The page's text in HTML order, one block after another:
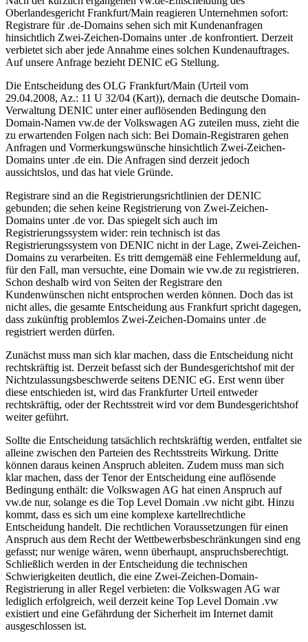
Oberlandesgericht Frankfurt/Main reagieren Unternehmen sofort:
Registrare für .de-Domains sehen sich mit Kundenanfragen
hinsichtlich Zwei-Zeichen-Domains unter .de konfrontiert. Derzeit
verbietet sich aber jede Annahme eines solchen Kundenauftrages.
Auf unsere Anfrage bezieht DENIC eG Stellung.
Die Entscheidung des OLG Frankfurt/Main (Urteil vom
29.04.2008, Az.: 11 U 32/04 (Kart)), dernach die deutsche Domain-
Verwaltung DENIC unter einer auflösenden Bedingung den
Domain-Namen vw.de der Volkswagen AG zuteilen muss, zieht die
zu erwartenden Folgen nach sich: Bei Domain-Registraren gehen
Anfragen und Vormerkungswünsche hinsichtlich Zwei-Zeichen-
Domains unter .de ein. Die Anfragen sind derzeit jedoch
aussichtslos, und das hat viele Gründe.
Registrare sind an die Registrierungsrichtlinien der DENIC
gebunden; die sehen keine Registrierung von Zwei-Zeichen-
Domains unter .de vor. Das spiegelt sich auch im
Registrierungssystem wider: rein technisch ist das
Registrierungssystem von DENIC nicht in der Lage, Zwei-Zeichen-
Domains zu verarbeiten. Es tritt demgemäß eine Fehlermeldung auf,
für den Fall, man versuchte, eine Domain wie vw.de zu registrieren.
Schon deshalb wird von Seiten der Registrare den
Kundenwünschen nicht entsprochen werden können. Doch das ist
nicht alles, die gesamte Entscheidung aus Frankfurt spricht dagegen,
dass zukünftig problemlos Zwei-Zeichen-Domains unter .de
registriert werden dürfen.
Zunächst muss man sich klar machen, dass die Entscheidung nicht
rechtskräftig ist. Derzeit befasst sich der Bundesgerichtshof mit der
Nichtzulassungsbeschwerde seitens DENIC eG. Erst wenn über
diese entschieden ist, wird das Frankfurter Urteil entweder
rechtskräftig, oder der Rechtsstreit wird vor dem Bundesgerichtshof
weiter geführt.
Sollte die Entscheidung tatsächlich rechtskräftig werden, entfaltet sie
alleine zwischen den Parteien des Rechtsstreits Wirkung. Dritte
können daraus keinen Anspruch ableiten. Zudem muss man sich
klar machen, dass der Tenor der Entscheidung eine auflösende
Bedingung enthält: die Volkswagen AG hat einen Anspruch auf
vw.de nur, solange es die Top Level Domain .vw nicht gibt. Hinzu
kommt, dass es sich um eine komplexe kartellrechtliche
Entscheidung handelt. Die rechtlichen Voraussetzungen für einen
Anspruch aus dem Recht der Wettbewerbsbeschränkungen sind eng
gefasst; nur wenige wären, wenn überhaupt, anspruchsberechtigt.
Schließlich werden in der Entscheidung die technischen
Schwierigkeiten deutlich, die eine Zwei-Zeichen-Domain-
Registrierung in aller Regel verbieten: die Volkswagen AG war
lediglich erfolgreich, weil derzeit keine Top Level Domain .vw
existiert und eine Gefährdung der Sicherheit im Internet damit
ausgeschlossen ist.